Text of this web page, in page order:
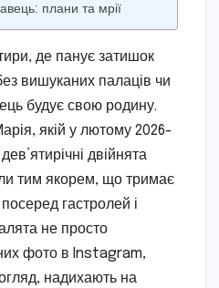
плани та мрії
де панує затишок
вишуканих палаців чи
будує свою родину.
якій у лютому 2026-
двійнята
тим якорем, що тримає
гастролей і
не просто
фото в Instagram,
надихають на